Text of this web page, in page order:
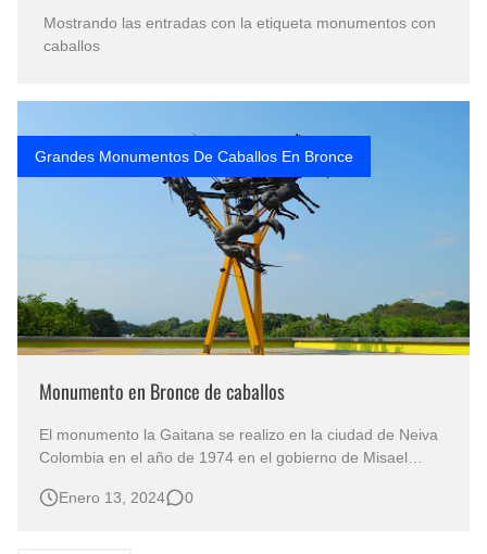
Que significan los cuadros de negras africanas?
El mundo del arte en pintura surrealista
Mostrando las entradas con la etiqueta monumentos con
caballos
Grandes Monumentos De Caballos En Bronce
Monumento en Bronce de caballos
El monumento la Gaitana se realizo en la ciudad de Neiva
Colombia en el año de 1974 en el gobierno de Misael
gran escultor: Rodrigo Arenas Betancourt , quien dejó
Enero 13, 2024 0